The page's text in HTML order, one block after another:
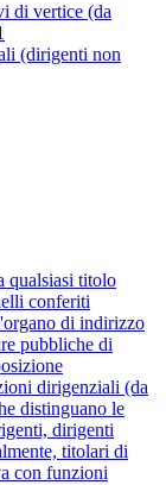
di vertice (da
(dirigenti non
qualsiasi titolo
conferiti
di indirizzo
pubbliche di
dirigenziali (da
distinguano le
dirigenti
titolari di
con funzioni